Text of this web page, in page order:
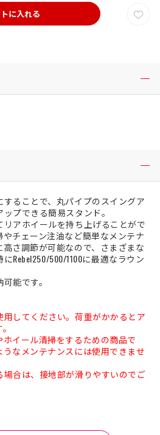
に入れる
ることで、丸パイプのスイングア
プできる簡易スタンド。
アホイールを持ち上げることがで
チェーン注油など簡単なメンテナ
さ調節が可能なので、さまざまな
Rebel250/500/1100に最適なラウン
能です。
してください。荷重がかかるとア
イール清掃をするための商品で
なメンテナンスには使用できませ
合は、接地部が滑りやすいのでご